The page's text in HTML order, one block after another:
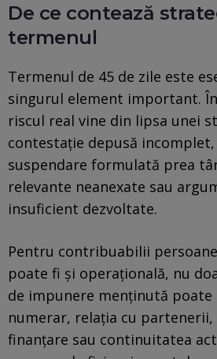
De ce contează
termenul
Termenul de 45 de zile este
singurul element important.
riscul real vine din lipsa unei
contestație depusă incomplet,
suspendare formulată prea
relevante neanexate sau
insuficient dezvoltate.
Pentru contribuabilii
poate fi și operațională, nu
de impunere menținută poate
numerar, relația cu partenerii,
finanțare sau continuitatea